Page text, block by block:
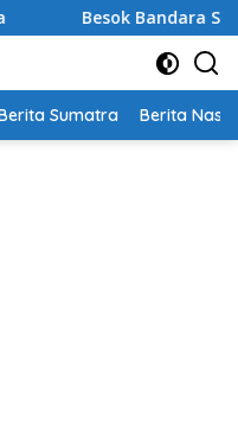
Bandara SSK II
Sumatra Berita